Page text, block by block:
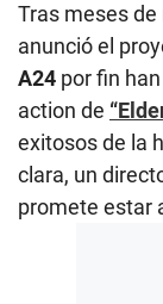
Tras meses
anunció el
A24 por fin
action de
exitosos de la
clara, un
promete estar